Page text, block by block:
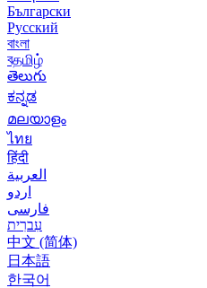
Български
Русский
বাংলা
বதமிழ்
తెలుగు
ಕನ್ನಡ
മലയാളം
ไทย
हिंदी
العربية
اردو
فارسی
עִברִית
中文 (简体)
日本語
한국어